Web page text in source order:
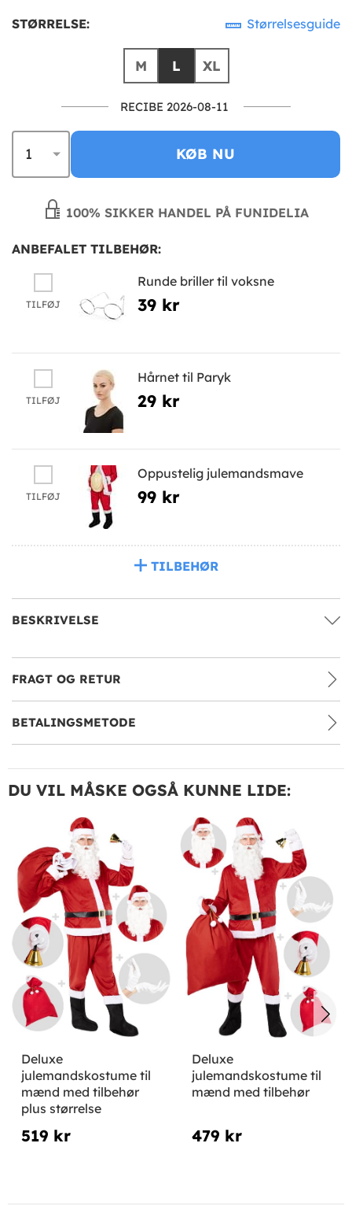
STØRRELSE: Størrelsesguide
M L XL
RECIBE 2026-08-11
KØB NU
100% SIKKER HANDEL PÅ FUNIDELIA
ANBEFALET TILBEHØR:
TILFØJ
Runde briller til voksne
39 kr
TILFØJ
Hårnet til Paryk
29 kr
TILFØJ
Oppustelig julemandsmave
99 kr
TILBEHØR
BESKRIVELSE
FRAGT OG RETUR
BETALINGSMETODE
DU VIL MÅSKE OGSÅ KUNNE LIDE:
Deluxe
julemandskostume til
mænd med tilbehør
plus størrelse
519 kr
Deluxe
julemandskostume til
mænd med tilbehør
479 kr